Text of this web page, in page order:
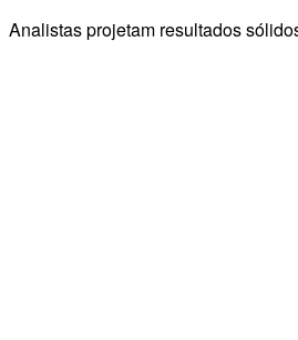
Analistas projetam resultados